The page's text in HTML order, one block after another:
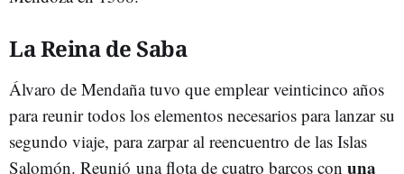
La Reina de Saba
Álvaro de Mendaña tuvo que emplear veinticinco años
para reunir todos los elementos necesarios para lanzar su
segundo viaje, para zarpar al reencuentro de las Islas
Salomón. Reunió una flota de cuatro barcos con una